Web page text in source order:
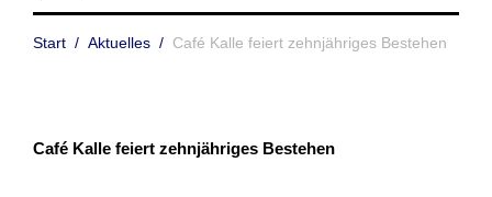
Start / Aktuelles / Café Kalle feiert zehnjähriges Bestehen
Café Kalle feiert zehnjähriges Bestehen